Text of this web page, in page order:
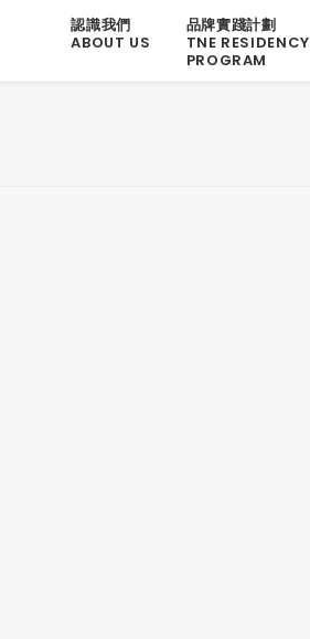
認識我們
ABOUT US
品牌實踐計劃
TNE RESIDENCY
PROGRAM